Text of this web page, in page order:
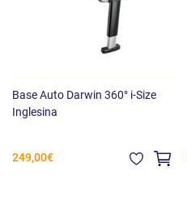
Base Auto Darwin 360° i-Size
Inglesina
249,00€